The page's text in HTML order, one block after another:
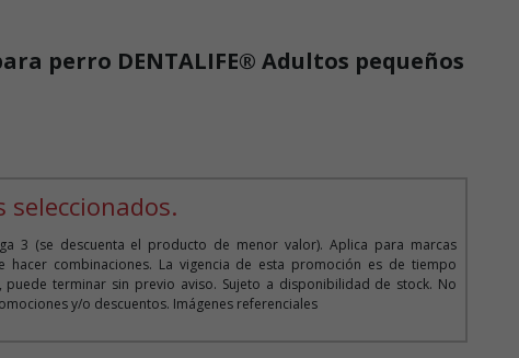
perro DENTALIFE® Adultos pequeños
seleccionados.
3 (se descuenta el producto de menor valor). Aplica para marcas
hacer combinaciones. La vigencia de esta promoción es de tiempo
puede terminar sin previo aviso. Sujeto a disponibilidad de stock. No
y/o descuentos. Imágenes referenciales